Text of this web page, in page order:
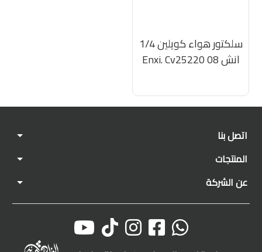
سلكتور هواء كويلين 1/4
انش Enxi. Cv25220 08
اتصل بنا
المنتجات
عن الشركة